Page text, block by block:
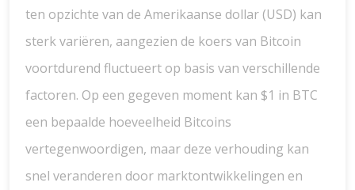
ten opzichte van de Amerikaanse dollar (USD) kan
sterk variëren, aangezien de koers van Bitcoin
voortdurend fluctueert op basis van verschillende
factoren. Op een gegeven moment kan $1 in BTC
een bepaalde hoeveelheid Bitcoins
vertegenwoordigen, maar deze verhouding kan
snel veranderen door marktontwikkelingen en